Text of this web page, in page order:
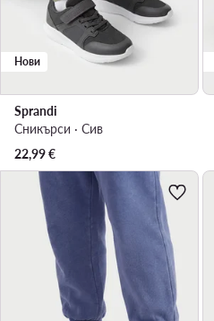
Нови
Sprandi
Сникърси · Сив
22,99€